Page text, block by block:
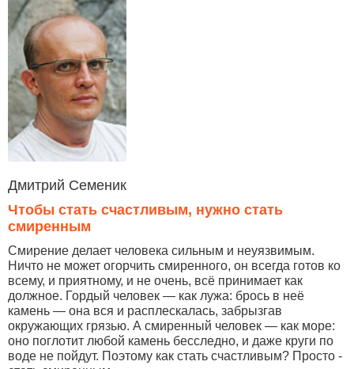
Дмитрий Семеник
Чтобы стать счастливым, нужно стать
смиренным
Смирение делает человека сильным и неуязвимым.
Ничто не может огорчить смиренного, он всегда готов ко
всему, и приятному, и не очень, всё принимает как
должное. Гордый человек — как лужа: брось в неё
камень — она вся и расплескалась, забрызгав
окружающих грязью. А смиренный человек — как море:
оно поглотит любой камень бесследно, и даже круги по
воде не пойдут. Поэтому как стать счастливым? Просто -